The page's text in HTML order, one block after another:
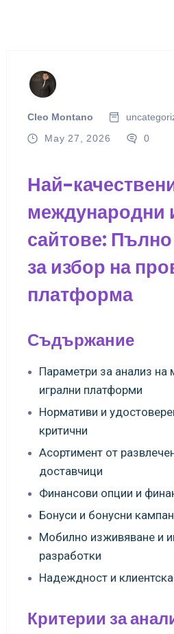
Cleo Montano
May 27, 2026
0
Най-
международни
сайтове: Пълно
за избор на
платформа
Съдържание
Параметри за анализ
игрални платформи
Нормативи и
критични
Асортимент от
доставчици
Финансови опции и
Бонуси и бонусни
Мобилно изживяване и
разработки
Надеждност и
Критерии за